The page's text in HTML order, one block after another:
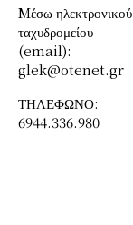
Mέσω ηλεκτρονικού
ταχυδρομείου
(email):
glek@otenet.gr
ΤΗΛΕΦΩΝΟ:
6944.336.980